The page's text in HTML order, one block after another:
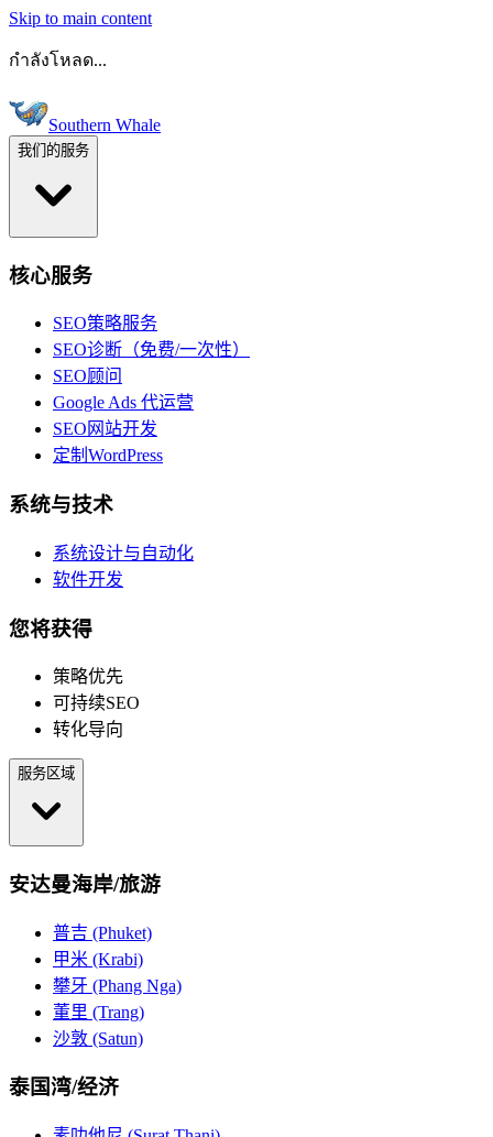
Skip to main content
กำลังโหลด...
Southern Whale
我们的服务
核心服务
SEO策略服务
SEO诊断（免费/一次性）
SEO顾问
Google Ads 代运营
SEO网站开发
定制WordPress
系统与技术
系统设计与自动化
软件开发
您将获得
策略优先
可持续SEO
转化导向
服务区域
安达曼海岸/旅游
普吉 (Phuket)
甲米 (Krabi)
攀牙 (Phang Nga)
董里 (Trang)
沙敦 (Satun)
泰国湾/经济